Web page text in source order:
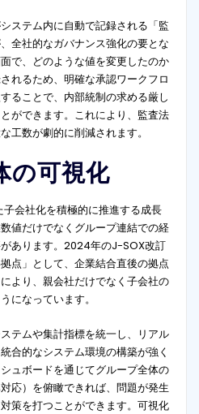
ステム内に自動で記録される「監
全社的なガバナンス強化の要とな
で、どのような値を変更したのか
れるため、明確な承認ワークフロ
ることで、内部統制の求める厳し
ができます。これにより、監査法
工数が劇的に削減されます。
の可視化
会社化を積極的に推進する成長
値だけでなくグループ連結での経
あります。2024年のJ-SOX改訂
点」として、企業結合直後の拠点
より、親会社だけでなく子会社の
になっています。
テムや集計指標を統一し、リアル
合的なシステム環境の構築が強く
ュボードを通じてグループ全体の
応）を俯瞰できれば、問題が発生
策を打つことができます。可視化